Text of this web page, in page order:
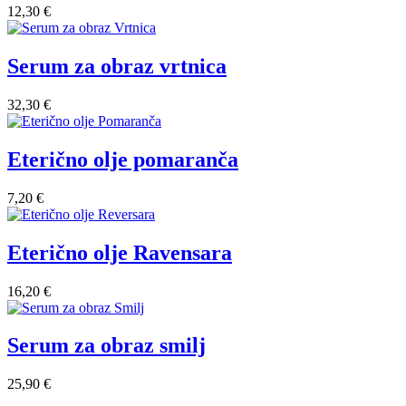
12,30 €
Serum za obraz vrtnica
32,30 €
Eterično olje pomaranča
7,20 €
Eterično olje Ravensara
16,20 €
Serum za obraz smilj
25,90 €